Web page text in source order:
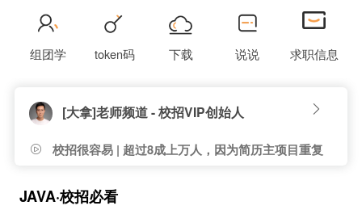
组团学 token码 下载 说说 求职信息
[大拿]老师频道 - 校招VIP创始人
校招很容易 | 超过8成上万人，因为简历主项目重复
度高，没有面试机会}
JAVA·校招必看